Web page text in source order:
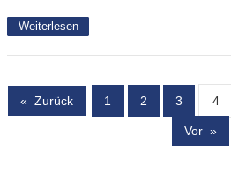
Weiterlesen
« Zurück 1 2 3 4
Vor »